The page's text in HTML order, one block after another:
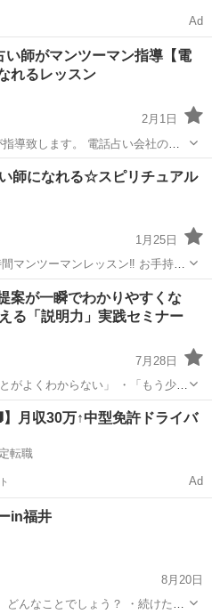
Ad
い師がマンツーマン指導【電
れるレッスン
2月1日
導致します。 電話占い会社のオ
マンツーマンレッスンです。 オ
足してい
師
師になれる☆スピリチュアル
1月25日
ツーマンレッスン‼ お手持ち
ードで大丈夫です。 カードの意味
開くことはありません。 初心者で
い師
案が一瞬でわかりやすくな
る「説明力」実践セミナー
7月28日
がよくわからない」 ・「もう少し
論は何？」 と言われたことはあり
方 コミュニケーション
】月収30万↑中型免許ドライバ
転職
Ad
in福井
8月20日
どんなことでしょう？ ・続けたい